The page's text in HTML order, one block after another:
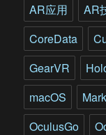
角
力
型
竞
技
VR
游
戏
AR应用
AR
CoreData
GearVR
macOS
OculusGo